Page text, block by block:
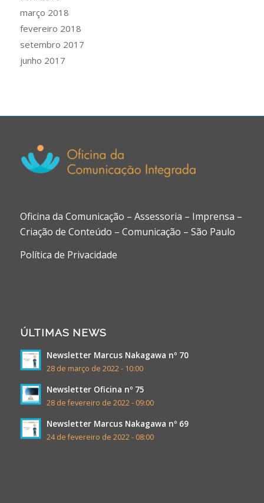
março 2018
fevereiro 2018
setembro 2017
junho 2017
Oficina da Comunicação – Assessoria – Imprensa –
Criação de Conteúdo – Comunicação – São Paulo
Política de Privacidade
ÚLTIMAS NEWS
Newsletter Marcus Nakagawa nº 70
28 de março de 2022 - 10:00
Newsletter Oficina nº 75
28 de fevereiro de 2022 - 09:00
Newsletter Marcus Nakagawa nº 69
24 de fevereiro de 2022 - 08:00